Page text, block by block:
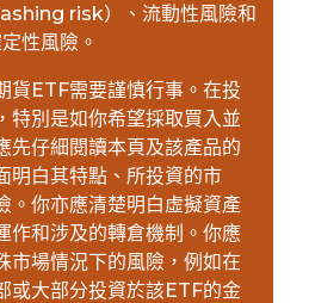
risk）、流動性風險和
性風險。
貨ETF需要謹慎行事。在投
特別是如你希望採取買入並
先仔細閱讀本頁及該產品的
明白其特點、所投資的市
。你亦應清楚明白虛擬資產
作和涉及的轉倉機制。你應
市場情況下的風險，例如在
或大部分投資於該ETF的金